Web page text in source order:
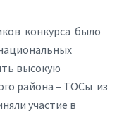
конкурса было
высокую
района – ТОСы из
участие в